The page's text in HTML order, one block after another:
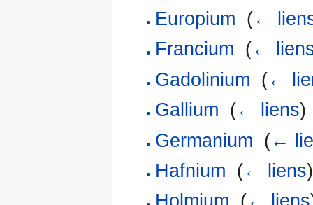
Europium (←
Francium (←
Gadolinium (←
Gallium (← liens)
Germanium (←
Hafnium (← liens)